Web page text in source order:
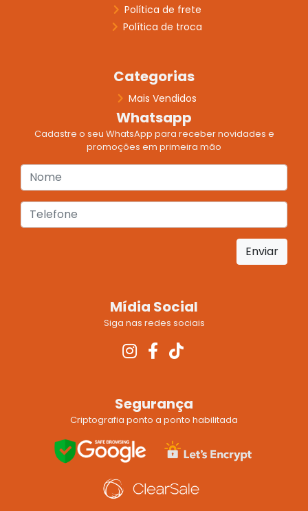
Política de frete
Política de troca
Categorias
Mais Vendidos
Whatsapp
Cadastre o seu WhatsApp para receber novidades e
promoções em primeira mão
Enviar
Mídia Social
Siga nas redes sociais
Segurança
Criptografia ponto a ponto habilitada